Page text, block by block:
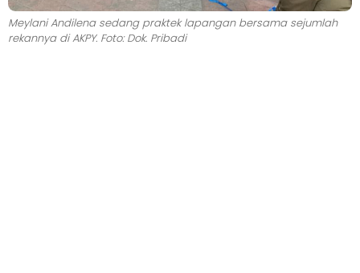
Meylani Andilena sedang praktek lapangan bersama sejumlah
rekannya di AKPY. Foto: Dok. Pribadi